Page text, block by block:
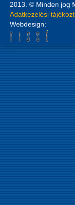
2013. © Minden jog
Adatkezelési
Webdesign: